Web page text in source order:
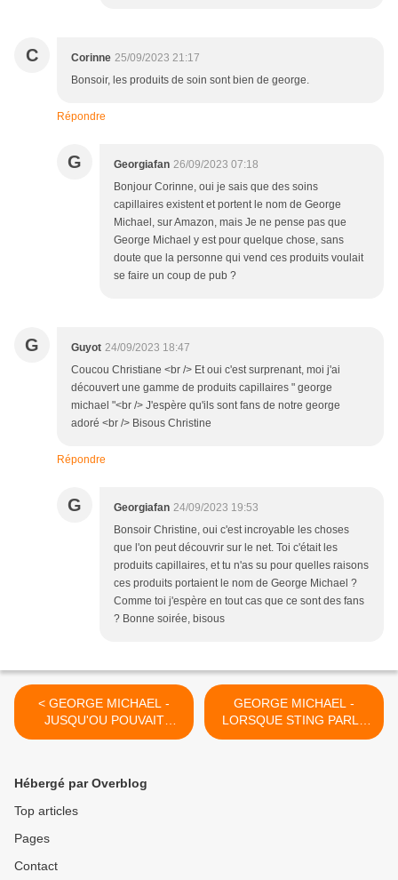
C Corinne 25/09/2023 21:17
Bonsoir, les produits de soin sont bien de george.
Répondre
G Georgiafan 26/09/2023 07:18
Bonjour Corinne, oui je sais que des soins
capillaires existent et portent le nom de George
Michael, sur Amazon, mais Je ne pense pas que
George Michael y est pour quelque chose, sans
doute que la personne qui vend ces produits voulait
se faire un coup de pub ?
G Guyot 24/09/2023 18:47
Coucou Christiane <br /> Et oui c'est surprenant, moi j'ai
découvert une gamme de produits capillaires " george
michael "<br /> J'espère qu'ils sont fans de notre george
adoré <br /> Bisous Christine
Répondre
G Georgiafan 24/09/2023 19:53
Bonsoir Christine, oui c'est incroyable les choses
que l'on peut découvrir sur le net. Toi c'était les
produits capillaires, et tu n'as su pour quelles raisons
ces produits portaient le nom de George Michael ?
Comme toi j'espère en tout cas que ce sont des fans
? Bonne soirée, bisous
< GEORGE MICHAEL -
JUSQU'OU POUVAIT
ALLER LE
GEORGE MICHAEL -
LORSQUE STING PARLE
DU TALENT DE GEORGE
Hébergé par Overblog
Top articles
Pages
Contact